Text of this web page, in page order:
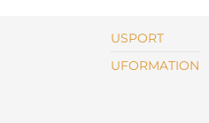
USPORT
UFORMATION